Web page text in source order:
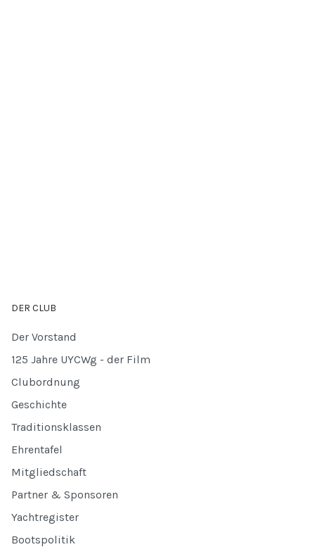
DER CLUB
Der Vorstand
125 Jahre UYCWg - der Film
Clubordnung
Geschichte
Traditionsklassen
Ehrentafel
Mitgliedschaft
Partner & Sponsoren
Yachtregister
Bootspolitik